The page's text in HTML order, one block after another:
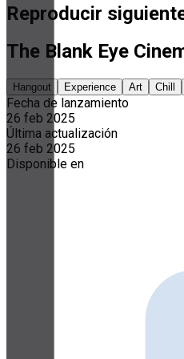
Reproducir
The Blank Eye
Hangout Experience Art Chill
Fecha de lanzamiento
26 feb 2025
Última actualización
26 feb 2025
Disponible en